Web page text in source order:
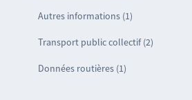
Autres informations (1)
Transport public collectif (2)
Données routières (1)